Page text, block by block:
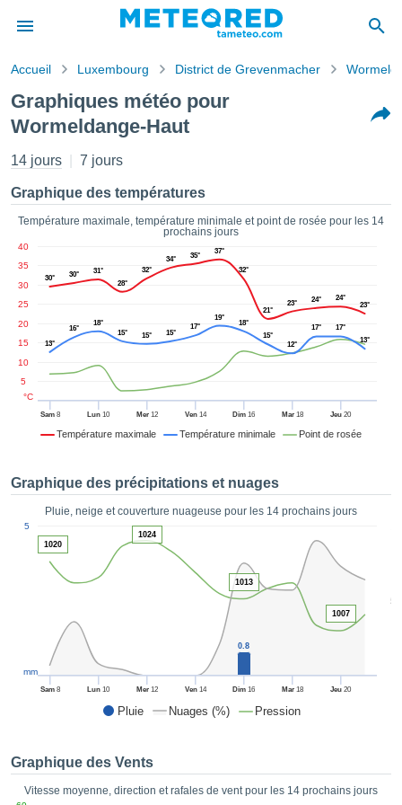
de
a
des
Vous
les
:
les
des
de
sur
ACCEPTER
CONTINUER
Accueil Luxembourg District de Grevenmacher
Graphiques météo pour
Wormeldange-Haut
14 jours 7 jours
Graphique des températures
Température maximale, température minimale et point de rosée pour les 14
prochains jours
Température maximale Température minimale Point de rosée
Sam8 Lun 10 Mer12 Ven14 Dim 16 Mar18 Jeu 20
5
10
15
20
25
30
35
40
°C
30° 30°
31°
28°
32°
34° 35°
37°
32°
21°
23° 24°
24°
23°
13°
16°
18°
15°
15° 15°
17°
19°
18°
15°
12°
17°
17°
13°
Graphique des précipitations et nuages
Pluie, neige et couverture nuageuse pour les 14 prochains jours
Pluie Nuages (%) Pression
50
Sam8 Lun 10 Mer12 Ven14 Dim 16 Mar18 Jeu 20
5
mm
0.8
1020
1024
1013
1007
Graphique des Vents
Vitesse moyenne, direction et rafales de vent pour les 14 prochains jours